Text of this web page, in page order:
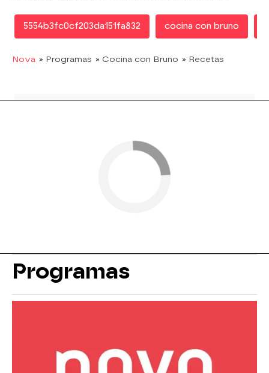
5554b3fc0cf203da151fa832 cocina con bruno
Nova » Programas » Cocina con Bruno » Recetas
Programas